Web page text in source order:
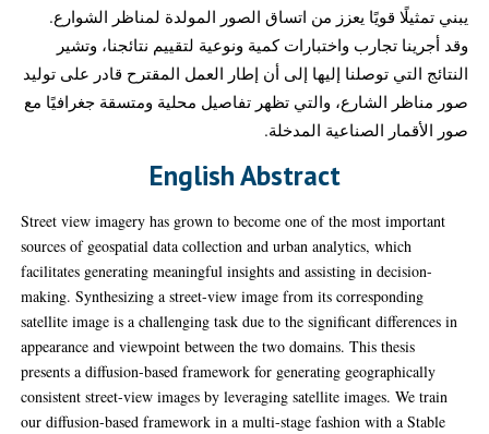
يبني تمثيلًا قويًا يعزز من اتساق الصور المولدة لمناظر الشوارع.
وقد أجرينا تجارب واختبارات كمية ونوعية لتقييم نتائجنا، وتشير
النتائج التي توصلنا إليها إلى أن إطار العمل المقترح قادر على توليد
صور مناظر الشارع، والتي تظهر تفاصيل محلية ومتسقة جغرافيًا مع
صور الأقمار الصناعية المدخلة.
English Abstract
Street view imagery has grown to become one of the most important
sources of geospatial data collection and urban analytics, which
facilitates generating meaningful insights and assisting in decision-
making. Synthesizing a street-view image from its corresponding
satellite image is a challenging task due to the significant differences in
appearance and viewpoint between the two domains. This thesis
presents a diffusion-based framework for generating geographically
consistent street-view images by leveraging satellite images. We train
our diffusion-based framework in a multi-stage fashion with a Stable